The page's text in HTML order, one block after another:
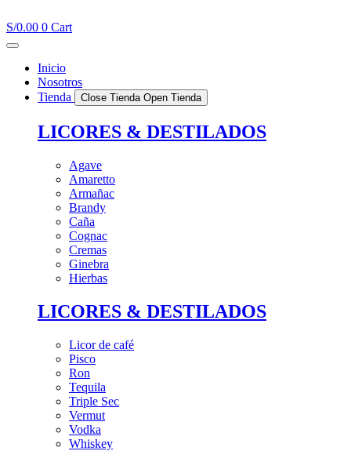
al
contenido
S/0.00 0 Cart
Inicio
Nosotros
Tienda
Close Tienda Open Tienda
LICORES & DESTILADOS
Agave
Amaretto
Armañac
Brandy
Caña
Cognac
Cremas
Ginebra
Hierbas
LICORES & DESTILADOS
Licor de café
Pisco
Ron
Tequila
Triple Sec
Vermut
Vodka
Whiskey